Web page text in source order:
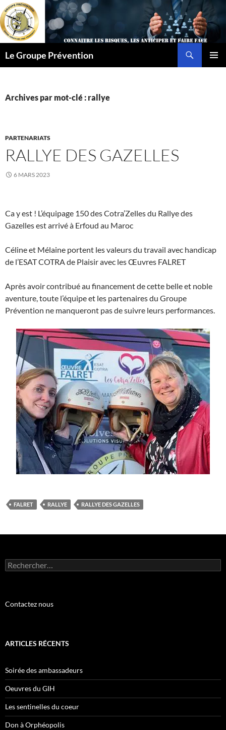
Aller
au
contenu
Le Groupe Prévention
Archives par mot-clé : rallye
PARTENARIATS
RALLYE DES GAZELLES
6 MARS 2023
Ca y est ! L’équipage 150 des Cotra’Zelles du Rallye des
Gazelles est arrivé à Erfoud au Maroc
Céline et Mélaine portent les valeurs du travail avec handicap
de l’ESAT COTRA de Plaisir avec les Œuvres FALRET
Après avoir contribué au financement de cette belle et noble
aventure, toute l’équipe et les partenaires du Groupe
Prévention ne manqueront pas de suivre leurs performances.
FALRET RALLYE RALLYE DES GAZELLES
Rechercher :
Contactez nous
ARTICLES RÉCENTS
Soirée des ambassadeurs
Oeuvres du GIH
Les sentinelles du coeur
Don à Orphéopolis